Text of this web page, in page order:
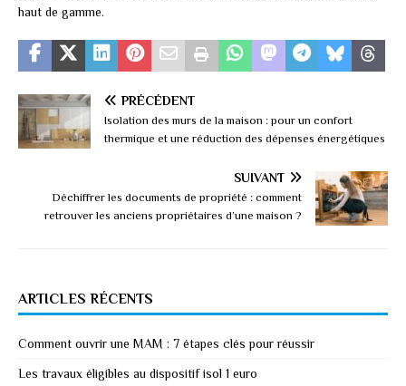
haut de gamme.
PRÉCÉDENT
Isolation des murs de la maison : pour un confort
thermique et une réduction des dépenses énergétiques
SUIVANT
Déchiffrer les documents de propriété : comment
retrouver les anciens propriétaires d’une maison ?
ARTICLES RÉCENTS
Comment ouvrir une MAM : 7 étapes clés pour réussir
Les travaux éligibles au dispositif isol 1 euro